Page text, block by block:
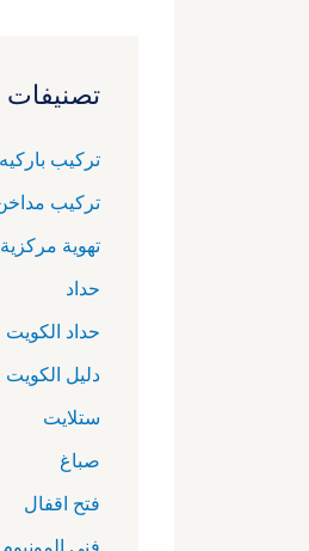
تصنيفات
تركيب باركيه
تركيب
تهوية مركزية
حداد
حداد الكويت
دليل الكويت
ستلايت
صباغ
فتح اقفال